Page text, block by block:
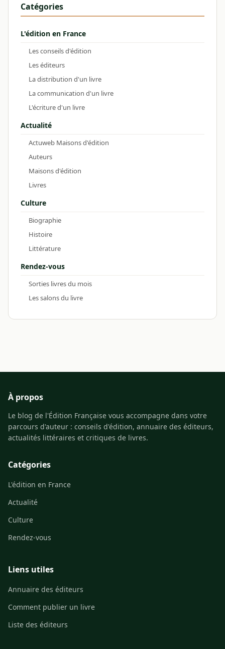
Catégories
L'édition en France
Les conseils d'édition
Les éditeurs
La distribution d'un livre
La communication d'un livre
L'écriture d'un livre
Actualité
Actuweb Maisons d'édition
Auteurs
Maisons d'édition
Livres
Culture
Biographie
Histoire
Littérature
Rendez-vous
Sorties livres du mois
Les salons du livre
À propos
Le blog de l'Édition Française vous accompagne dans votre
parcours d'auteur : conseils d'édition, annuaire des éditeurs,
actualités littéraires et critiques de livres.
Catégories
L'édition en France
Actualité
Culture
Rendez-vous
Liens utiles
Annuaire des éditeurs
Comment publier un livre
Liste des éditeurs